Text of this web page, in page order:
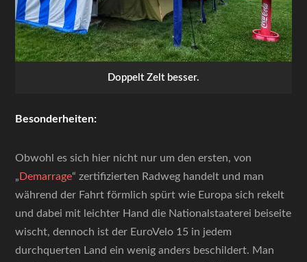
Doppelt Zelt besser.
Besonderheiten:
Obwohl es sich hier nicht nur um den ersten, von
„ Demarrage“ zertifizierten Radweg handelt und man
während der Fahrt förmlich spürt wie Europa sich rekelt
und dabei mit leichter Hand die Nationalstaaterei beiseite
wischt, dennoch ist der EuroVelo 15 in jedem
durchquerten Land ein wenig anders beschildert. Man